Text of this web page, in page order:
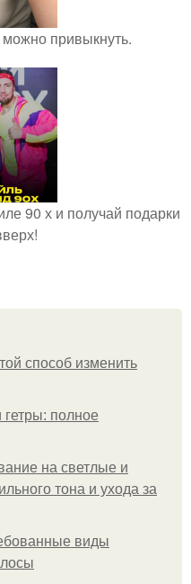
привыкнуть.
90 х и получай подарки
способ изменить
полное
на светлые и
тона и ухода за
виды